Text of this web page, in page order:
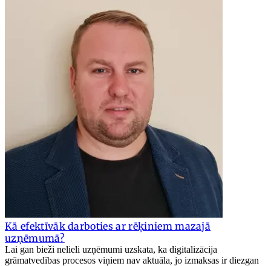
Kā efektīvāk darboties ar rēķiniem mazajā
uzņēmumā?
Lai gan bieži nelieli uzņēmumi uzskata, ka digitalizācija
grāmatvedības procesos viņiem nav aktuāla, jo izmaksas ir diezgan